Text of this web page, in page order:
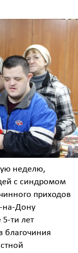
неделю,
с синдромом
приходов
на-Дону
ти лет
благочиния